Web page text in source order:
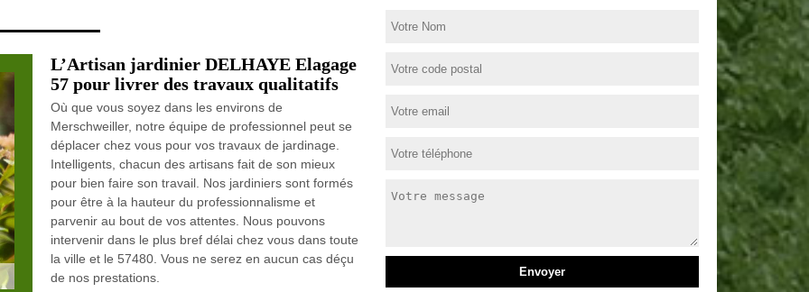
L’Artisan jardinier DELHAYE Elagage
57 pour livrer des travaux qualitatifs
Où que vous soyez dans les environs de
Merschweiller, notre équipe de professionnel peut se
déplacer chez vous pour vos travaux de jardinage.
Intelligents, chacun des artisans fait de son mieux
pour bien faire son travail. Nos jardiniers sont formés
pour être à la hauteur du professionnalisme et
parvenir au bout de vos attentes. Nous pouvons
intervenir dans le plus bref délai chez vous dans toute
la ville et le 57480. Vous ne serez en aucun cas déçu
de nos prestations.